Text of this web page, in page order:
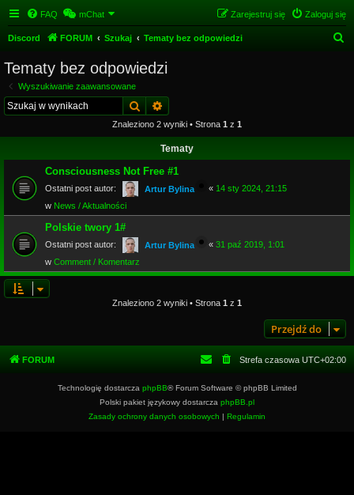
FAQ mChat Zaloguj się
Zarejestruj się
Discord FORUM Szukaj Tematy bez odpowiedzi
Tematy bez odpowiedzi
Wyszukiwanie zaawansowane
Szukaj
Znaleziono 2 wyniki • Strona 1 z 1
Tematy
Consciousness Not Free #1
Ostatni post autor: Artur Bylina « 14 sty 2024, 21:15
w News / Aktualności
Polskie twory 1#
Ostatni post autor: Artur Bylina « 31 paź 2019, 1:01
w Comment / Komentarz
Znaleziono 2 wyniki • Strona 1 z 1
Przejdź do
FORUM Strefa czasowa UTC+02:00
Technologię dostarcza phpBB® Forum Software © phpBB Limited
Polski pakiet językowy dostarcza phpBB.pl
Zasady ochrony danych osobowych | Regulamin